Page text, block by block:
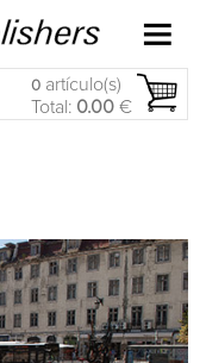
0 artículo(s)
Total: 0.00 €